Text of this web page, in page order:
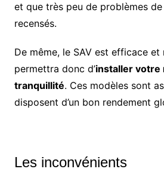
et que très peu de problèmes
recensés.
De même, le SAV est efficace
permettra donc d’installer votre
tranquillité. Ces modèles sont
disposent d’un bon rendement
Les inconvénients